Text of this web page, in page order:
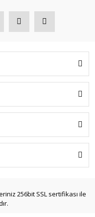
256bit SSL sertifikası ile